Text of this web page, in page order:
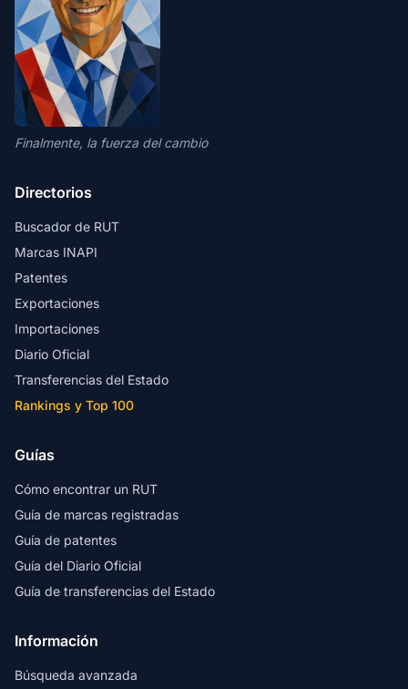
Finalmente, la fuerza del cambio
Directorios
Buscador de RUT
Marcas INAPI
Patentes
Exportaciones
Importaciones
Diario Oficial
Transferencias del Estado
Rankings y Top 100
Guías
Cómo encontrar un RUT
Guía de marcas registradas
Guía de patentes
Guía del Diario Oficial
Guía de transferencias del Estado
Información
Búsqueda avanzada